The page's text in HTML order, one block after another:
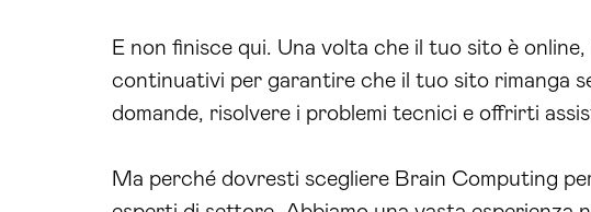
E non finisce qui. Una volta che il tuo sito è
continuativi per garantire che il tuo sito rimanga
domande, risolvere i problemi tecnici e offrirti
Ma perché dovresti scegliere Brain Computing